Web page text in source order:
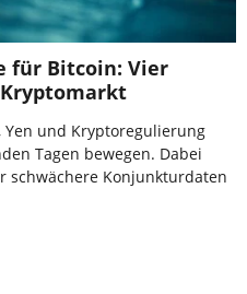
für Bitcoin: Vier
Yen und Kryptoregulierung
Tagen bewegen. Dabei
schwächere Konjunkturdaten